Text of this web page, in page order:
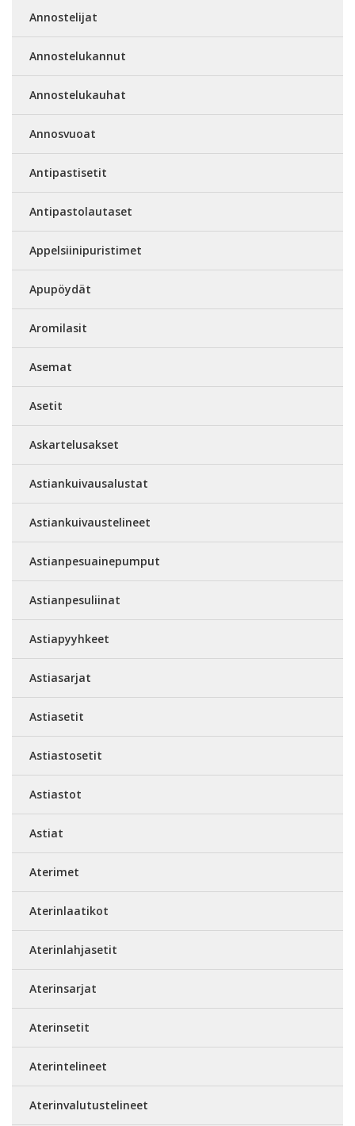
Annostelijat
Annostelukannut
Annostelukauhat
Annosvuoat
Antipastisetit
Antipastolautaset
Appelsiinipuristimet
Apupöydät
Aromilasit
Asemat
Asetit
Askartelusakset
Astiankuivausalustat
Astiankuivaustelineet
Astianpesuainepumput
Astianpesuliinat
Astiapyyhkeet
Astiasarjat
Astiasetit
Astiastosetit
Astiastot
Astiat
Aterimet
Aterinlaatikot
Aterinlahjasetit
Aterinsarjat
Aterinsetit
Aterintelineet
Aterinvalutustelineet